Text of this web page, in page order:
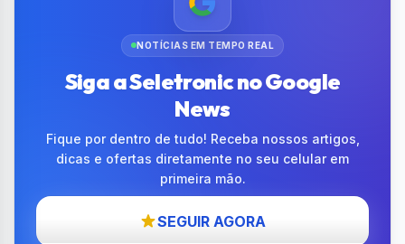
NOTÍCIAS EM TEMPO REAL
Siga a Seletronic no Google
News
Fique por dentro de tudo! Receba nossos artigos,
dicas e ofertas diretamente no seu celular em
primeira mão.
SEGUIR AGORA